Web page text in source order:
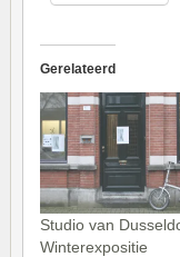
Gerelateerd
Studio van
Winterexpositie